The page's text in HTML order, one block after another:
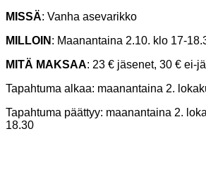
MISSÄ: Vanha asevarikko
MILLOIN : Maanantaina 2.10. klo 17-
MITÄ MAKSAA: 23 € jäsenet, 30 € ei-
Tapahtuma alkaa: maanantaina 2.
Tapahtuma päättyy: maanantaina 2.
18.30